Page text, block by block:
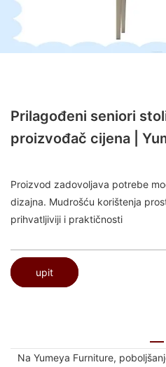
Prilagođeni seniori
proizvođač cijena |
Proizvod zadovoljava potrebe
dizajna. Mudrošću korištenja
prihvatljiviji i praktičnosti
upit
Na Yumeya Furniture,